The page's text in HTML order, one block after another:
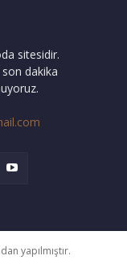
sitesidir.
dakika
yapılmıştır.